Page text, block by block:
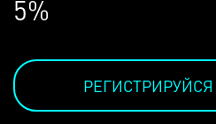
69%
РЕГИСТРИРУЙСЯ